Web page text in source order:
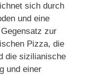
sich durch
und eine
zur
Pizza, die
die sizilianische
und einer